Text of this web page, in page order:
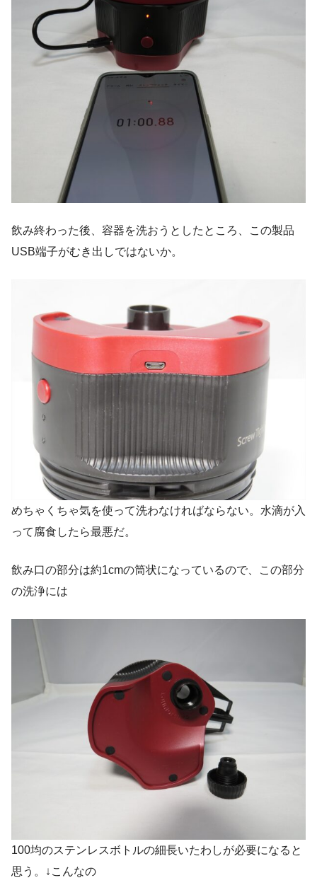
飲み終わった後、容器を洗おうとしたところ、この製品
USB端子がむき出しではないか。
めちゃくちゃ気を使って洗わなければならない。水滴が入
って腐食したら最悪だ。
飲み口の部分は約1cmの筒状になっているので、この部分
の洗浄には
100均のステンレスボトルの細長いたわしが必要になると
思う。↓こんなの